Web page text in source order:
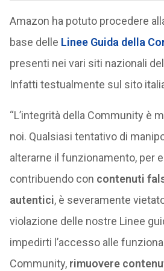
Amazon ha potuto procedere
base delle Linee Guida della
presenti nei vari siti nazionali
Infatti testualmente sul sito
“L’integrità della Community è
noi. Qualsiasi tentativo di
alterarne il funzionamento, per
contribuendo con contenuti
autentici, è severamente
violazione delle nostre Linee
impedirti l’accesso alle
Community, rimuovere